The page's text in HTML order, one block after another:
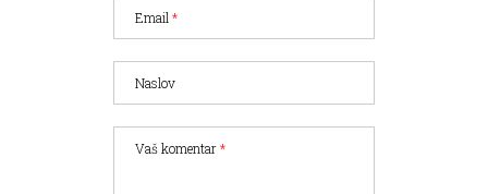
Email*
Naslov
Vaš komentar*